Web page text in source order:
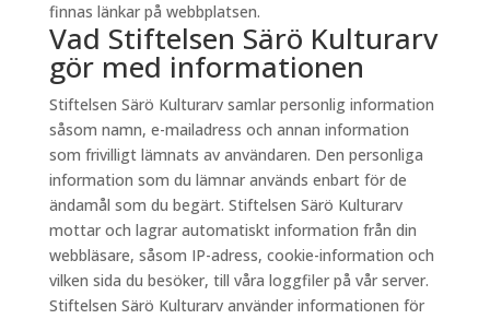
finnas länkar på webbplatsen.
Vad Stiftelsen Särö Kulturarv
gör med informationen
Stiftelsen Särö Kulturarv samlar personlig information
såsom namn, e-mailadress och annan information
som frivilligt lämnats av användaren. Den personliga
information som du lämnar används enbart för de
ändamål som du begärt. Stiftelsen Särö Kulturarv
mottar och lagrar automatiskt information från din
webbläsare, såsom IP-adress, cookie-information och
vilken sida du besöker, till våra loggfiler på vår server.
Stiftelsen Särö Kulturarv använder informationen för